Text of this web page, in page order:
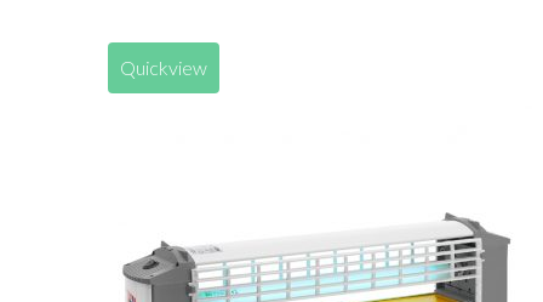
Quickview